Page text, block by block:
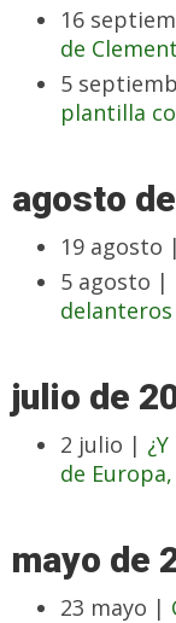
16
de
5
plantilla
agosto
19 agosto |
5 agosto |
julio de
2 julio |
de Europa,
mayo de
23 mayo |